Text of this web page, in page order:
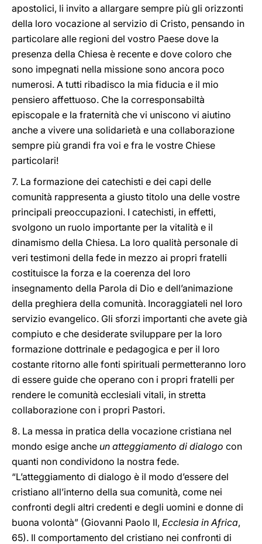
apostolici, li invito a allargare sempre più gli orizzonti
della loro vocazione al servizio di Cristo, pensando in
particolare alle regioni del vostro Paese dove la
presenza della Chiesa è recente e dove coloro che
sono impegnati nella missione sono ancora poco
numerosi. A tutti ribadisco la mia fiducia e il mio
pensiero affettuoso. Che la corresponsabiltà
episcopale e la fraternità che vi uniscono vi aiutino
anche a vivere una solidarietà e una collaborazione
sempre più grandi fra voi e fra le vostre Chiese
particolari!
7. La formazione dei catechisti e dei capi delle
comunità rappresenta a giusto titolo una delle vostre
principali preoccupazioni. I catechisti, in effetti,
svolgono un ruolo importante per la vitalità e il
dinamismo della Chiesa. La loro qualità personale di
veri testimoni della fede in mezzo ai propri fratelli
costituisce la forza e la coerenza del loro
insegnamento della Parola di Dio e dell’animazione
della preghiera della comunità. Incoraggiateli nel loro
servizio evangelico. Gli sforzi importanti che avete già
compiuto e che desiderate sviluppare per la loro
formazione dottrinale e pedagogica e per il loro
costante ritorno alle fonti spirituali permetteranno loro
di essere guide che operano con i propri fratelli per
rendere le comunità ecclesiali vitali, in stretta
collaborazione con i propri Pastori.
8. La messa in pratica della vocazione cristiana nel
mondo esige anche un atteggiamento di dialogo con
quanti non condividono la nostra fede.
“L’atteggiamento di dialogo è il modo d’essere del
cristiano all’interno della sua comunità, come nei
confronti degli altri credenti e degli uomini e donne di
buona volontà” (Giovanni Paolo II, Ecclesia in Africa,
65). Il comportamento del cristiano nei confronti di